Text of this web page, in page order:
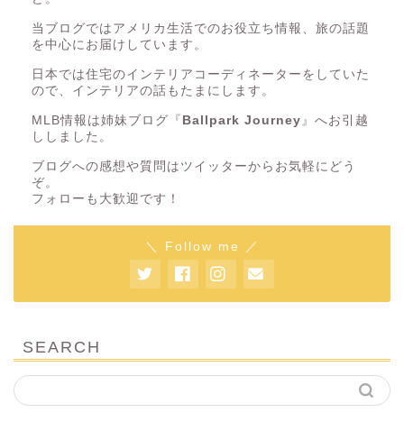
当ブログではアメリカ生活でのお役立ち情報、旅の話題
を中心にお届けしています。
日本では住宅のインテリアコーディネーターをしていた
ので、インテリアの話もたまにします。
MLB情報は姉妹ブログ『 Ballpark Journey 』へお引越
ししました。
ブログへの感想や質問はツイッターからお気軽にどう
ぞ。
フォローも大歓迎です！
＼ Follow me ／
SEARCH